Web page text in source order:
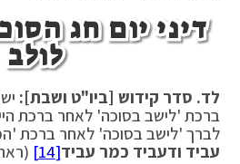
דיני יום חג
לולב
לד. סדר קידוש [ביו"ט ושבת]:
ברכת 'לישב בסוכה' לאחר ברכת
לברך 'לישב בסוכה' לאחר ברכת
עביד ודעביד כמר עביד[14]